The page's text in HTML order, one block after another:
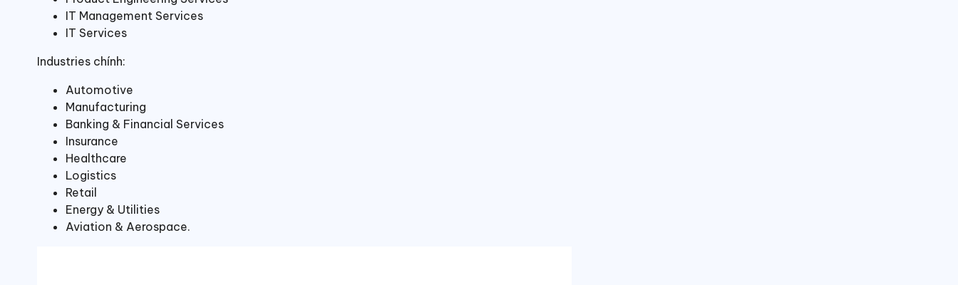
IT Management Services
IT Services
Industries chính:
Automotive
Manufacturing
Banking & Financial Services
Insurance
Healthcare
Logistics
Retail
Energy & Utilities
Aviation & Aerospace.